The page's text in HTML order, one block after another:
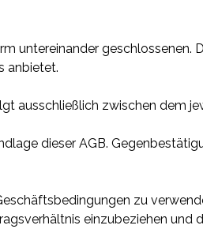
untereinander geschlossenen.
anbietet.
ausschließlich zwischen dem
dieser AGB.
zu
einzubeziehen und